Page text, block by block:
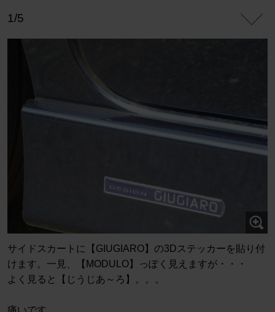
1/5
サイドスカートに【GIUGIARO】の3Dステッカーを貼り付
けます。一見、【MODULO】っぽく見えますが・・・
よく見ると【じうじあ～ろ】。。。